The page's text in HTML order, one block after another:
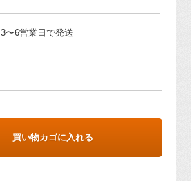
3〜6営業日で発送
買い物カゴに入れる